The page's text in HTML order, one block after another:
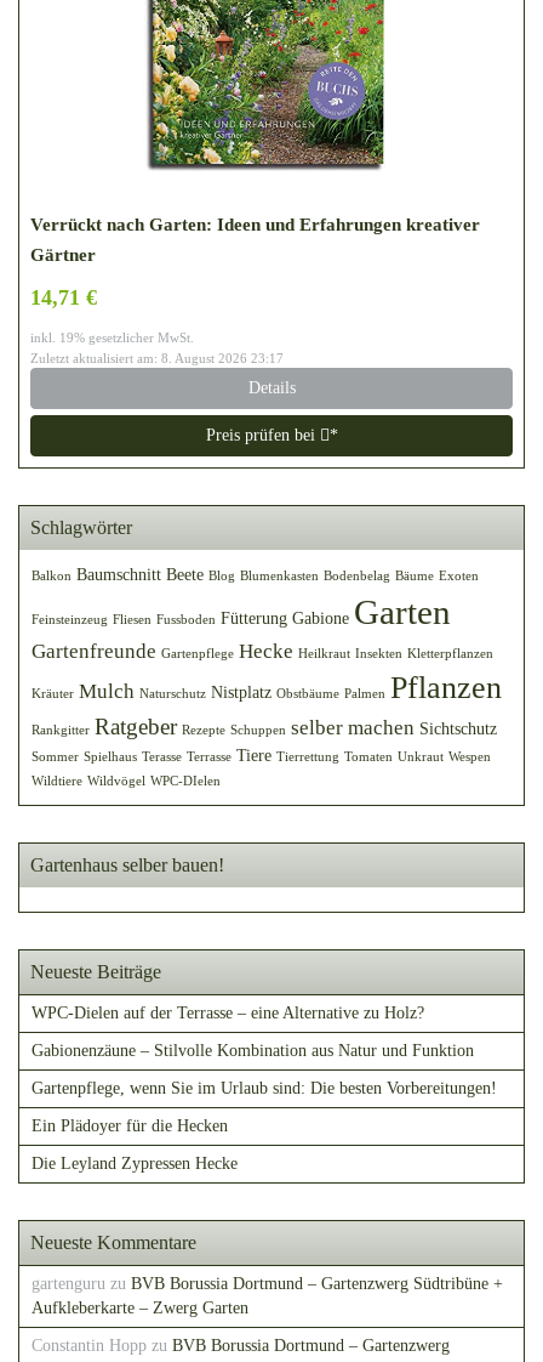
Verrückt nach Garten: Ideen und Erfahrungen kreativer
Gärtner
14,71 €
inkl. 19% gesetzlicher MwSt.
Zuletzt aktualisiert am: 8. August 2026 23:17
Details
Preis prüfen bei *
Schlagwörter
Balkon Baumschnitt Beete Blog Blumenkasten Bodenbelag Bäume Exoten
Feinsteinzeug Fliesen Fussboden Fütterung Gabione Garten
Gartenfreunde Gartenpflege Hecke Heilkraut Insekten Kletterpflanzen
Kräuter Mulch Naturschutz Nistplatz Obstbäume Palmen Pflanzen
Rankgitter Ratgeber Rezepte Schuppen selber machen Sichtschutz
Sommer Spielhaus Terasse Terrasse Tiere Tierrettung Tomaten Unkraut Wespen
Wildtiere Wildvögel WPC-DIelen
Gartenhaus selber bauen!
Neueste Beiträge
WPC-Dielen auf der Terrasse – eine Alternative zu Holz?
Gabionenzäune – Stilvolle Kombination aus Natur und Funktion
Gartenpflege, wenn Sie im Urlaub sind: Die besten Vorbereitungen!
Ein Plädoyer für die Hecken
Die Leyland Zypressen Hecke
Neueste Kommentare
gartenguru zu BVB Borussia Dortmund – Gartenzwerg Südtribüne +
Aufkleberkarte – Zwerg Garten
Constantin Hopp zu BVB Borussia Dortmund – Gartenzwerg